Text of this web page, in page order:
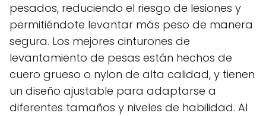
pesados, reduciendo el riesgo de lesiones y
permitiéndote levantar más peso de manera
segura. Los mejores cinturones de
levantamiento de pesas están hechos de
cuero grueso o nylon de alta calidad, y tienen
un diseño ajustable para adaptarse a
diferentes tamaños y niveles de habilidad. Al